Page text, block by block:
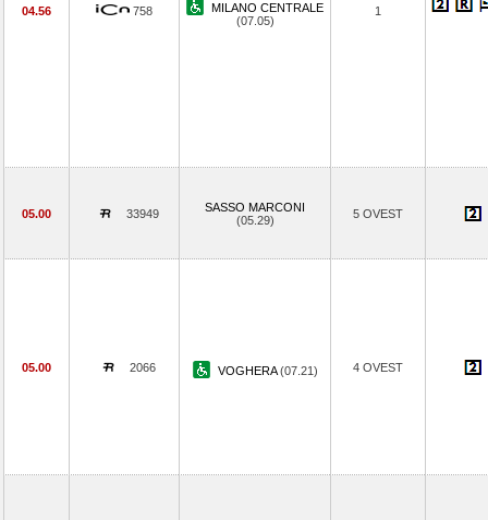
04.56 758
MILANO CENTRALE
(07.05)
1
05.00 33949
SASSO MARCONI
(05.29)
5 OVEST
05.00 2066 VOGHERA(07.21) 4 OVEST